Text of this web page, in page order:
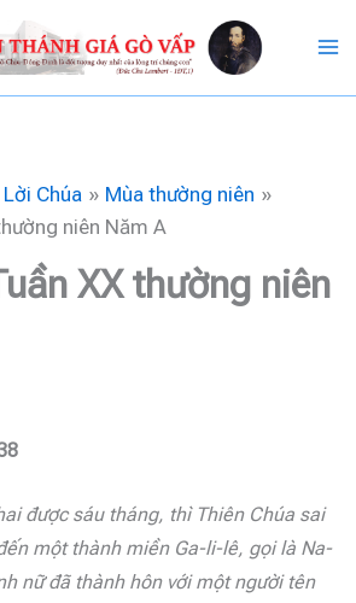
Chúa
Mùa thường niên
niên Năm A
XX thường niên
được sáu tháng, thì Thiên Chúa sai
một thành miền Ga-li-lê, gọi là Na-
nữ đã thành hôn với một người tên